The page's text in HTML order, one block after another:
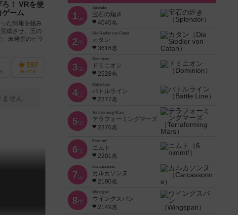
！ VRを使
ゲーム
た情報を組み
成させ、王の
未発掘のピラ
197
持ってる
ません
1位
Splendor
宝石の煌き
4040名
2位
Die Siedler von Catan
カタン
3616名
3位
Dominion
ドミニオン
2528名
4位
Battle Line
バトルライン
2377名
5位
Terraforming Mars
テラフォーミングマーズ
2370名
6位
6 nimmt!
ニムト
2201名
7位
Carcassonne
カルカソンヌ
2190名
8位
Wingspan
ウイングスパン
2149名